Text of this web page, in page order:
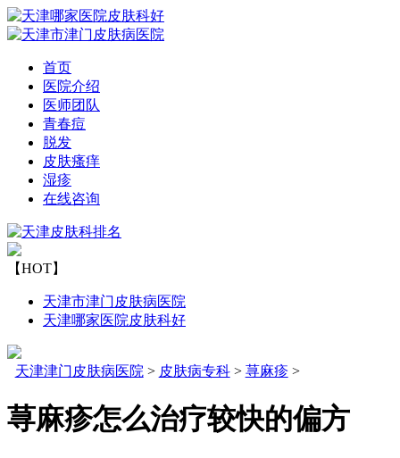
首页
医院介绍
医师团队
青春痘
脱发
皮肤瘙痒
湿疹
在线咨询
【HOT】
天津市津门皮肤病医院
天津哪家医院皮肤科好
天津津门皮肤病医院 > 皮肤病专科> 荨麻疹 >
荨麻疹怎么治疗较快的偏方